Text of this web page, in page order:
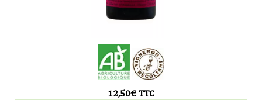
12,50€ TTC